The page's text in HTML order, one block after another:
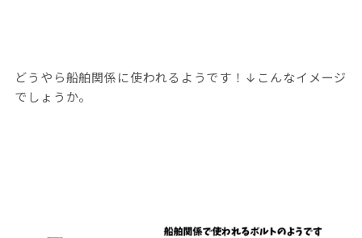
どうやら船舶関係に使われるようです！↓こんなイメージ
でしょうか。